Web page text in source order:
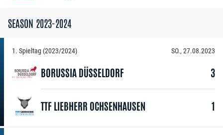
SEASON 2023-2024
1. Spieltag (2023/2024) SO., 27.08.2023
BORUSSIA DÜSSELDORF 3
TTF LIEBHERR OCHSENHAUSEN 1